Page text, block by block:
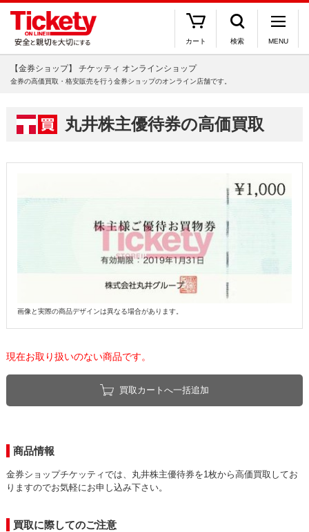
カート 検索 MENU
【金券ショップ】 チケッティ オンラインショップ
金券の高価買取・格安販売を行う金券ショップのオンライン店舗です。
丸井株主優待券の高価買取
画像と実際の商品デザインは異なる場合があります。
現在お取り扱いのない商品です。
買取カートへ一括追加
商品情報
金券ショップチケッティでは、丸井株主優待券を1枚から高価買取してお
りますのでお気軽にお申し込み下さい。
買取に際してのご注意